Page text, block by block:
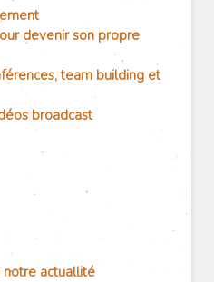
devenir son propre
team building et
broadcast
actuallité